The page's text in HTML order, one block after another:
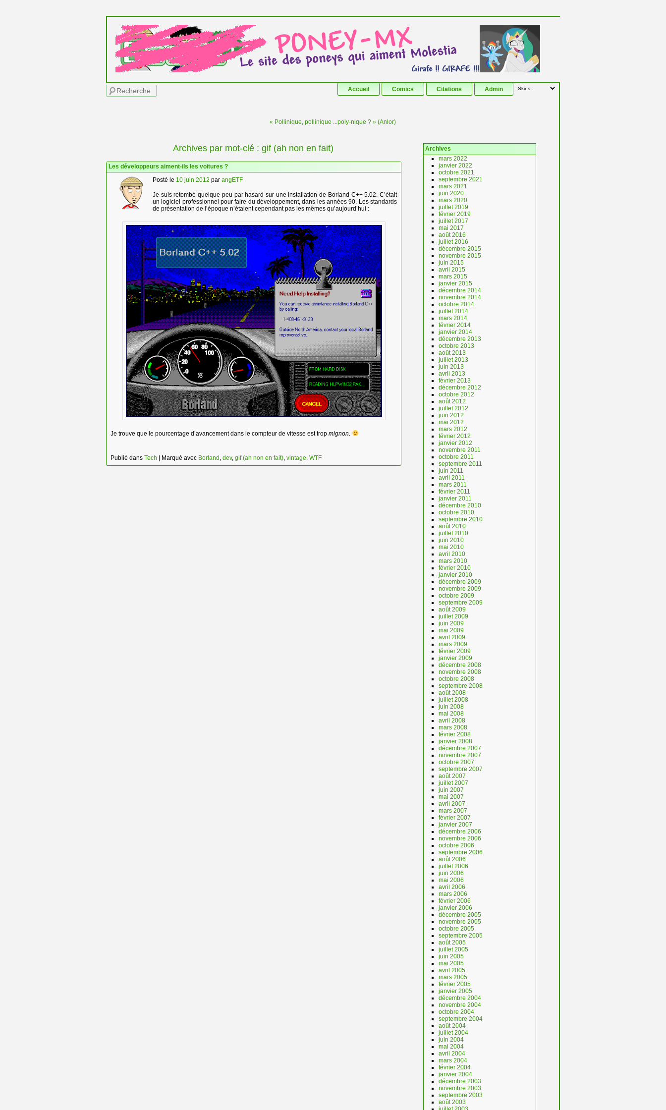
Recherche
Menu principal Aller au contenu principal
Aller au contenu secondaire
Accueil Comics Citations Admin
« Pollinique, pollinique ...poly-nique ? » (Anlor)
Archives par mot-clé :gif (ah non en fait)
Les développeurs aiment-ils les voitures ?
Posté le 10 juin 2012 par angETF
Je suis retombé quelque peu par hasard sur une installation de Borland C++ 5.02. C’était
un logiciel professionnel pour faire du développement, dans les années 90. Les standards
de présentation de l’époque n’étaient cependant pas les mêmes qu’aujourd’hui :
Je trouve que le pourcentage d’avancement dans le compteur de vitesse est trop mignon.
Publié dans Tech Marqué avec Borland , dev, gif (ah non en fait), vintage, WTF
Archives
mars 2022
janvier 2022
octobre 2021
septembre 2021
mars 2021
juin 2020
mars 2020
juillet 2019
février 2019
juillet 2017
mai 2017
août 2016
juillet 2016
décembre 2015
novembre 2015
juin 2015
avril 2015
mars 2015
janvier 2015
décembre 2014
novembre 2014
octobre 2014
juillet 2014
mars 2014
février 2014
janvier 2014
décembre 2013
octobre 2013
août 2013
juillet 2013
juin 2013
avril 2013
février 2013
décembre 2012
octobre 2012
août 2012
juillet 2012
juin 2012
mai 2012
mars 2012
février 2012
janvier 2012
novembre 2011
octobre 2011
septembre 2011
juin 2011
avril 2011
mars 2011
février 2011
janvier 2011
décembre 2010
octobre 2010
septembre 2010
août 2010
juillet 2010
juin 2010
mai 2010
avril 2010
mars 2010
février 2010
janvier 2010
décembre 2009
novembre 2009
octobre 2009
septembre 2009
août 2009
juillet 2009
juin 2009
mai 2009
avril 2009
mars 2009
février 2009
janvier 2009
décembre 2008
novembre 2008
octobre 2008
septembre 2008
août 2008
juillet 2008
juin 2008
mai 2008
avril 2008
mars 2008
février 2008
janvier 2008
décembre 2007
novembre 2007
octobre 2007
septembre 2007
août 2007
juillet 2007
juin 2007
mai 2007
avril 2007
mars 2007
février 2007
janvier 2007
décembre 2006
novembre 2006
octobre 2006
septembre 2006
août 2006
juillet 2006
juin 2006
mai 2006
avril 2006
mars 2006
février 2006
janvier 2006
décembre 2005
novembre 2005
octobre 2005
septembre 2005
août 2005
juillet 2005
juin 2005
mai 2005
avril 2005
mars 2005
février 2005
janvier 2005
décembre 2004
novembre 2004
octobre 2004
septembre 2004
août 2004
juillet 2004
juin 2004
mai 2004
avril 2004
mars 2004
février 2004
janvier 2004
décembre 2003
novembre 2003
septembre 2003
août 2003